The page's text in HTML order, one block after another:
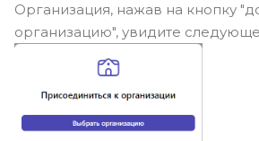
Организация, нажав на кнопку
организацию", увидите